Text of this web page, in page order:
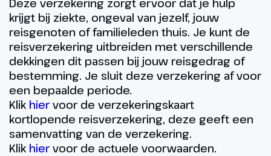
krijgt bij ziekte, ongeval van jezelf, jouw
reisgenoten of familieleden thuis. Je kunt de
reisverzekering uitbreiden met verschillende
dekkingen dit passen bij jouw reisgedrag of
bestemming. Je sluit deze verzekering af voor
een bepaalde periode.
Klik hier voor de verzekeringskaart
kortlopende reisverzekering, deze geeft een
samenvatting van de verzekering.
Klik hier voor de actuele voorwaarden.